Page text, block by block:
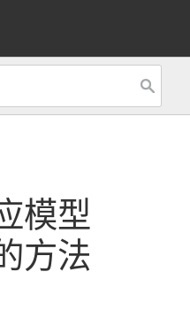
模型
方法